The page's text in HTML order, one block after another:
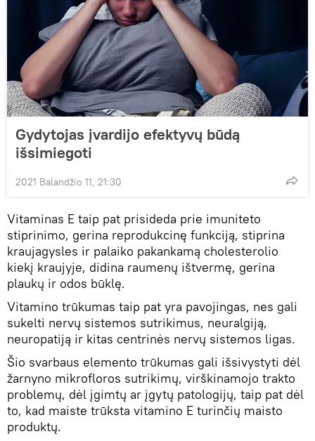
Gydytojas įvardijo efektyvų būdą
išsimiegoti
2021 Balandžio 11, 21:30
Vitaminas E taip pat prisideda prie imuniteto
stiprinimo, gerina reprodukcinę funkciją, stiprina
kraujagysles ir palaiko pakankamą cholesterolio
kiekį kraujyje, didina raumenų ištvermę, gerina
plaukų ir odos būklę.
Vitamino trūkumas taip pat yra pavojingas, nes gali
sukelti nervų sistemos sutrikimus, neuralgiją,
neuropatiją ir kitas centrinės nervų sistemos ligas.
Šio svarbaus elemento trūkumas gali išsivystyti dėl
žarnyno mikrofloros sutrikimų, virškinamojo trakto
problemų, dėl įgimtų ar įgytų patologijų, taip pat dėl ​​
to, kad maiste trūksta vitamino E turinčių maisto
produktų.